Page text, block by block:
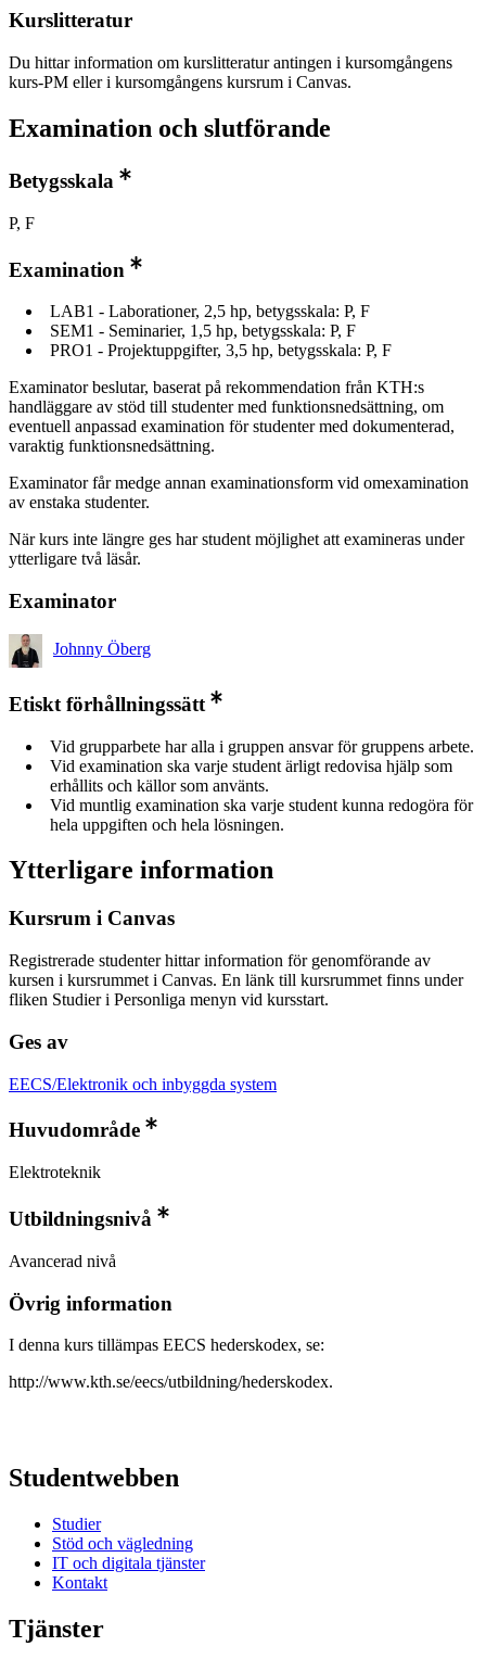
Kurslitteratur
Du hittar information om kurslitteratur antingen i kursomgångens
kurs-PM eller i kursomgångens kursrum i Canvas.
Examination och slutförande
Betygsskala
P, F
Examination
LAB1 - Laborationer, 2,5 hp, betygsskala: P, F
SEM1 - Seminarier, 1,5 hp, betygsskala: P, F
PRO1 - Projektuppgifter, 3,5 hp, betygsskala: P, F
Examinator beslutar, baserat på rekommendation från KTH:s
handläggare av stöd till studenter med funktionsnedsättning, om
eventuell anpassad examination för studenter med dokumenterad,
varaktig funktionsnedsättning.
Examinator får medge annan examinationsform vid omexamination
av enstaka studenter.
När kurs inte längre ges har student möjlighet att examineras under
ytterligare två läsår.
Examinator
Johnny Öberg
Etiskt förhållningssätt
Vid grupparbete har alla i gruppen ansvar för gruppens arbete.
Vid examination ska varje student ärligt redovisa hjälp som
erhållits och källor som använts.
Vid muntlig examination ska varje student kunna redogöra för
hela uppgiften och hela lösningen.
Ytterligare information
Kursrum i Canvas
Registrerade studenter hittar information för genomförande av
kursen i kursrummet i Canvas. En länk till kursrummet finns under
fliken Studier i Personliga menyn vid kursstart.
Ges av
EECS/Elektronik och inbyggda system
Huvudområde
Elektroteknik
Utbildningsnivå
Avancerad nivå
Övrig information
I denna kurs tillämpas EECS hederskodex, se:
http://www.kth.se/eecs/utbildning/hederskodex.
Studentwebben
Studier
Stöd och vägledning
IT och digitala tjänster
Kontakt
Tjänster